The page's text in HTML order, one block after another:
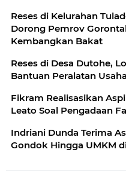
Reses di Kelurahan
Dorong Pemrov
Kembangkan Bakat
Reses di Desa Dutohe,
Bantuan Peralatan
Fikram Realisasikan
Leato Soal Pengadaan
Indriani Dunda Terima
Gondok Hingga UMKM